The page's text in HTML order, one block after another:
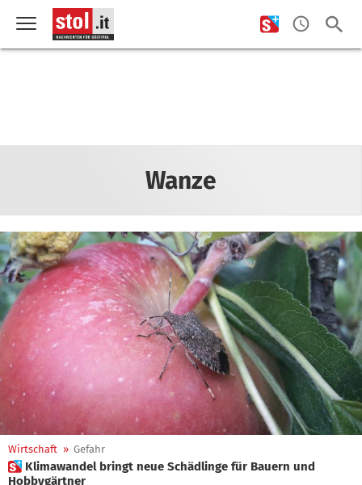
Wanze
Wirtschaft » Gefahr
 Klimawandel bringt neue Schädlinge für Bauern und
Hobbygärtner